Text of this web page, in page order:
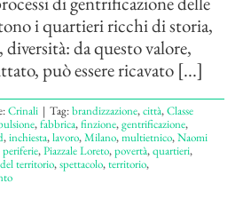
i quartieri ricchi di storia,
da questo valore,
può essere ricavato [...]
Crinali | Tag:brandizzazione,città,Classe
,fabbrica,finzione,gentrificazione,
,inchiesta,lavoro,Milano,multietnico,Naomi
periferie,Piazzale Loreto,povertà,quartieri,
territorio,spettacolo,territorio,